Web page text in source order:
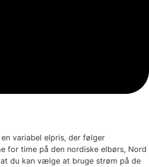
variabel elpris, der følger
for time på den nordiske elbørs, Nord
du kan vælge at bruge strøm på de